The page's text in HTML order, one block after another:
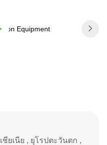
ยเนีย , ยุโรปตะวันตก ,